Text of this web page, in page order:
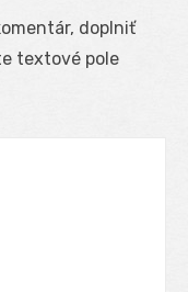
doplniť
textové pole